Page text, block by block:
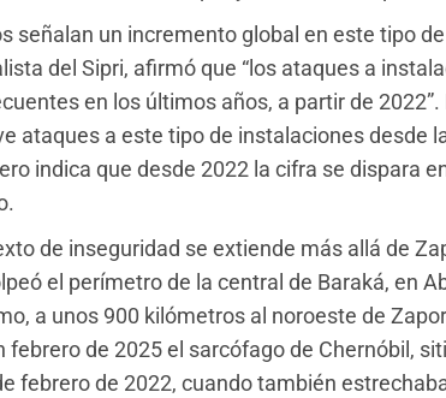
señalan un incremento global en este tipo
del Sipri, afirmó que “los ataques a
en los últimos años, a partir de
ataques a este tipo de instalaciones desde
indica que desde 2022 la cifra se dispara
de inseguridad se extiende más allá de
el perímetro de la central de Baraká, en
a unos 900 kilómetros al noroeste de
febrero de 2025 el sarcófago de Chernóbil,
febrero de 2022, cuando también